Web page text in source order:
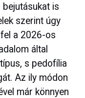
is
szerint úgy
a 2026-os
által
s pedofília
Az ily módon
már könnyen